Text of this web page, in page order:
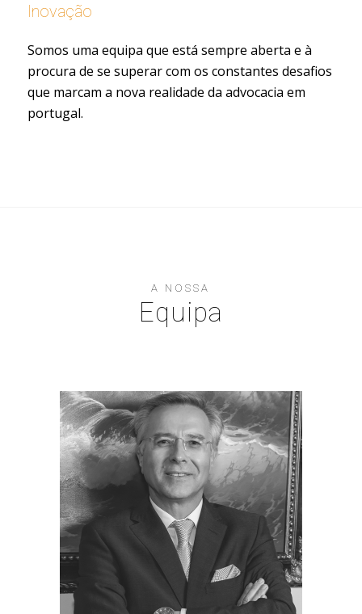
Inovação
Somos uma equipa que está sempre aberta e à
procura de se superar com os constantes desafios
que marcam a nova realidade da advocacia em
portugal.
A NOSSA
Equipa